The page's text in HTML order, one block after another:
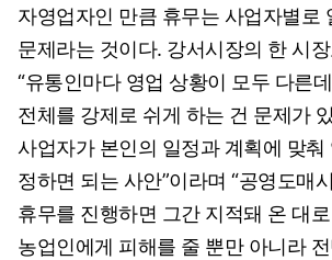
자영업자인 만큼 휴무는 사업자별로
문제라는 것이다. 강서시장의 한 시
“유통인마다 영업 상황이 모두 다른
전체를 강제로 쉬게 하는 건 문제가
사업자가 본인의 일정과 계획에 맞춰
정하면 되는 사안”이라며 “공영도매
휴무를 진행하면 그간 지적돼 온 대
농업인에게 피해를 줄 뿐만 아니라